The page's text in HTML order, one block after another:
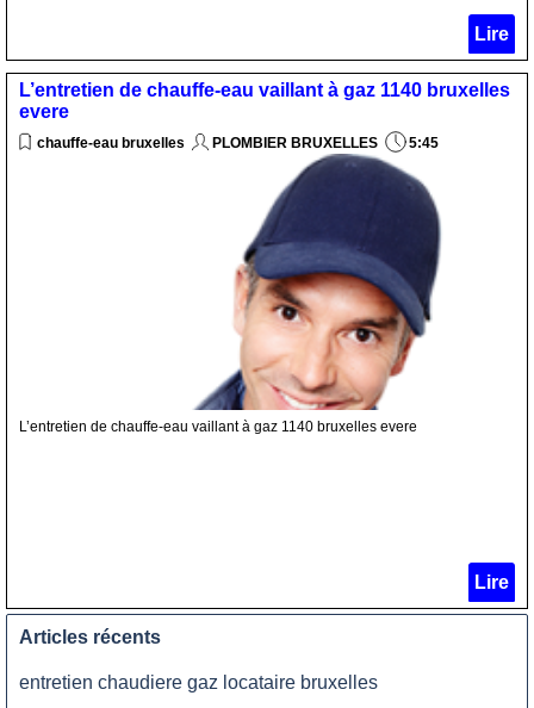
Lire
L’entretien de chauffe-eau vaillant à gaz 1140 bruxelles
evere
chauffe-eau bruxelles PLOMBIER BRUXELLES 5:45
L’entretien de chauffe-eau vaillant à gaz 1140 bruxelles evere
Lire
Articles récents
entretien chaudiere gaz locataire bruxelles